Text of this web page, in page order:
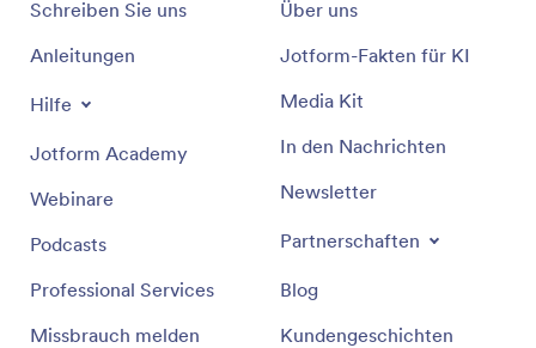
Schreiben Sie uns
Anleitungen
Hilfe
Jotform Academy
Webinare
Podcasts
Professional Services
Missbrauch melden
Über uns
Jotform-Fakten für KI
Media Kit
In den Nachrichten
Newsletter
Partnerschaften
Blog
Kundengeschichten